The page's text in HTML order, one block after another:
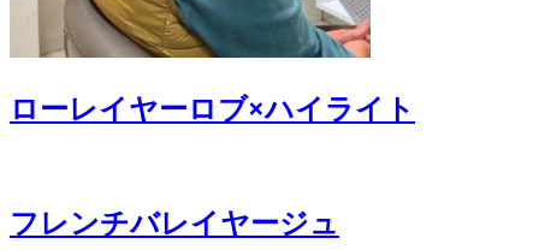
ローレイヤーロブ×ハイライト
フレンチバレイヤージュ